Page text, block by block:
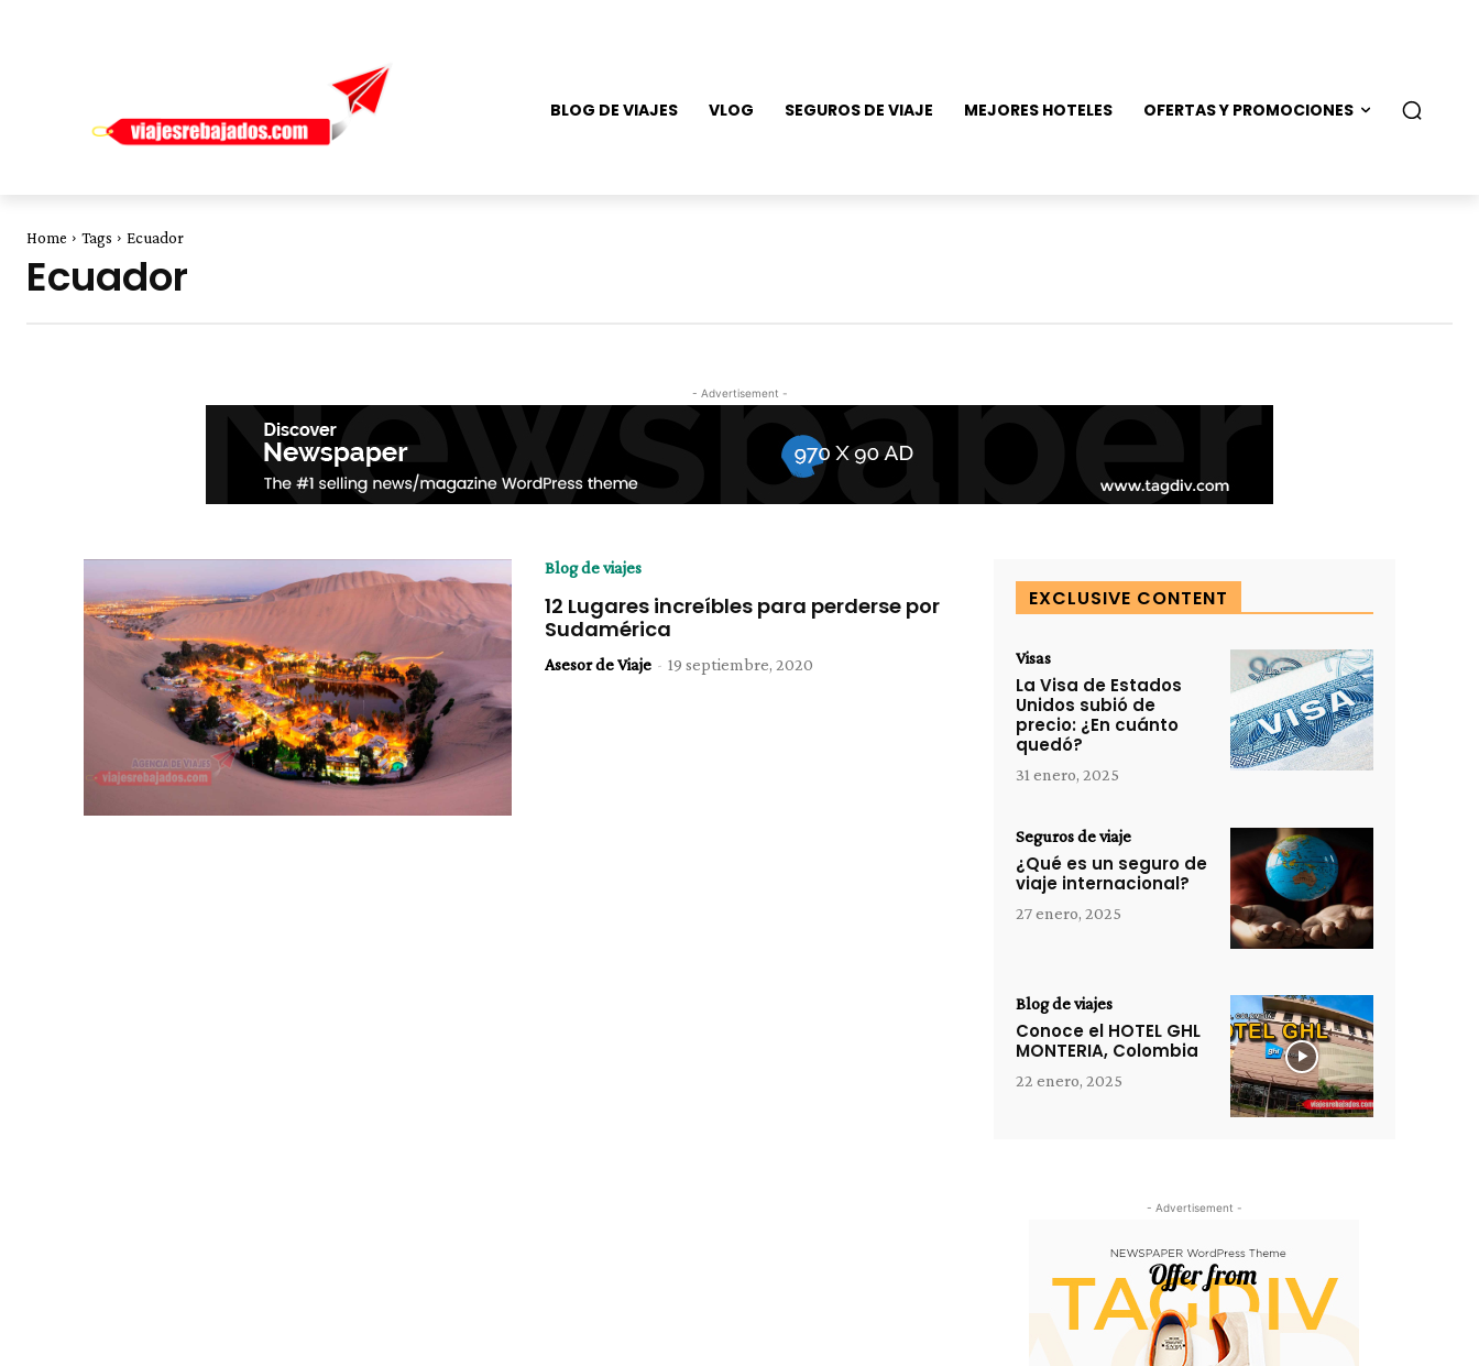
BLOG DE VIAJES VLOG SEGUROS DE VIAJE MEJORES HOTELES OFERTAS Y PROMOCIONES
Home Tags Ecuador
Ecuador
- Advertisement -
Blog de viajes
12 Lugares increíbles para perderse por
Sudamérica
Asesor de Viaje - 19 septiembre, 2020
EXCLUSIVE CONTENT
Visas
La Visa de Estados
Unidos subió de
precio: ¿En cuánto
quedó?
31 enero, 2025
Seguros de viaje
¿Qué es un seguro de
viaje internacional?
27 enero, 2025
Blog de viajes
Conoce el HOTEL GHL
MONTERIA, Colombia
22 enero, 2025
- Advertisement -